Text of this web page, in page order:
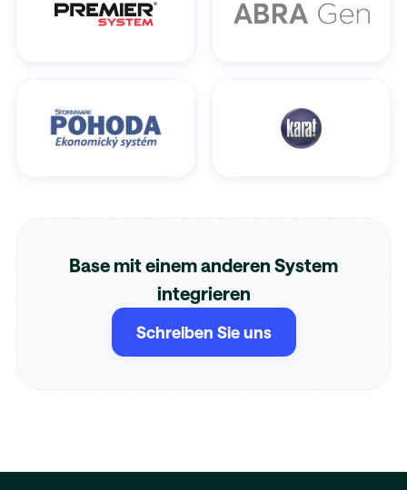
Base mit einem anderen System
integrieren
Schreiben Sie uns